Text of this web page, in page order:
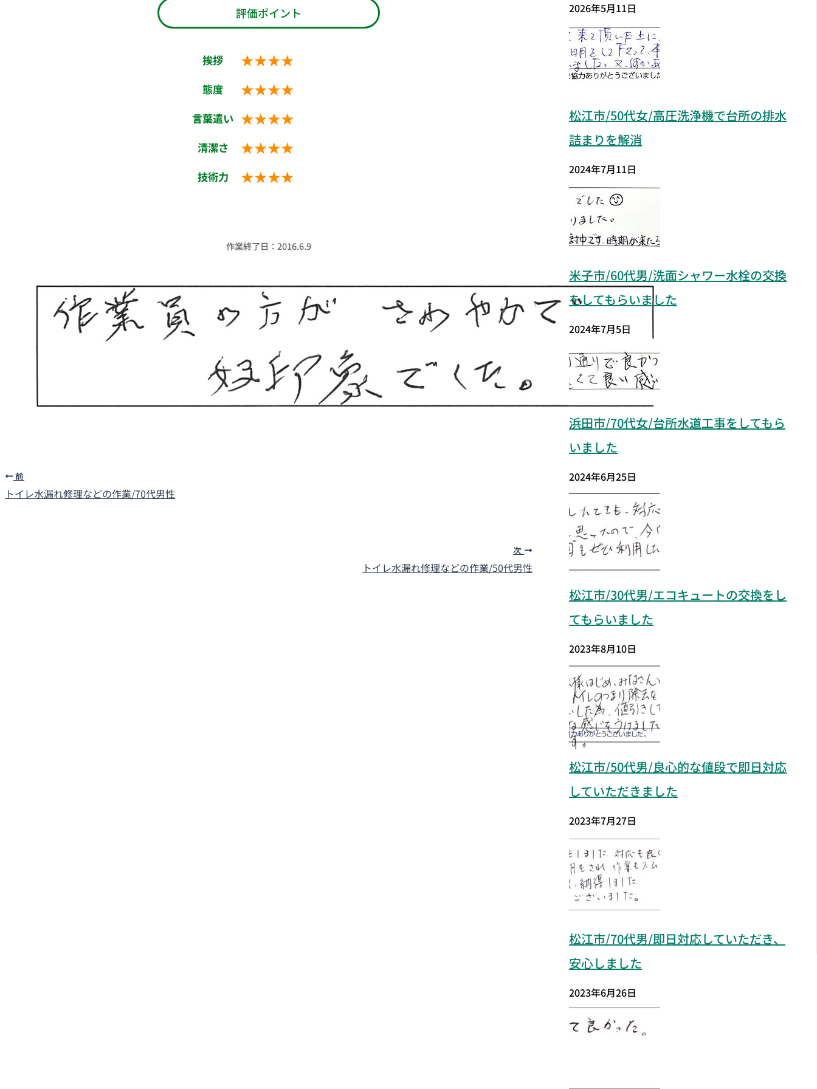
評価ポイント
挨拶 ★★★★
態度 ★★★★
言葉遣い ★★★★
清潔さ ★★★★
技術力 ★★★★
作業終了日：2016.6.9
前
トイレ水漏れ修理などの作業/70代男性
次
トイレ水漏れ修理などの作業/50代男性
2026年5月11日
松江市/50代女/高圧洗浄機で台所の排水
詰まりを解消
2024年7月11日
米子市/60代男/洗面シャワー水栓の交換
をしてもらいました
2024年7月5日
浜田市/70代女/台所水道工事をしてもら
いました
2024年6月25日
松江市/30代男/エコキュートの交換をし
てもらいました
2023年8月10日
松江市/50代男/良心的な値段で即日対応
していただきました
2023年7月27日
松江市/70代男/即日対応していただき、
安心しました
2023年6月26日